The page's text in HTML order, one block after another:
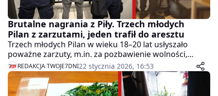
Brutalne nagrania z Piły. Trzech młodych
Pilan z zarzutami, jeden trafił do aresztu
Trzech młodych Pilan w wieku 18–20 lat usłyszało
poważne zarzuty, m.in. za pozbawienie wolności,
groźby i przemoc. Policjanci dotarli do wstrząsających
nagrań, a 20-latek decyzją sądu trafił do aresztu na 3
miesiące.
REDAKCJA TWOJE7DNI22 stycznia 2026, 16:53